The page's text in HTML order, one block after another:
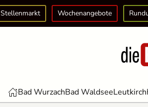
Stellenmarkt Wochenangebote
Bad WurzachBad WaldseeLeutkirch